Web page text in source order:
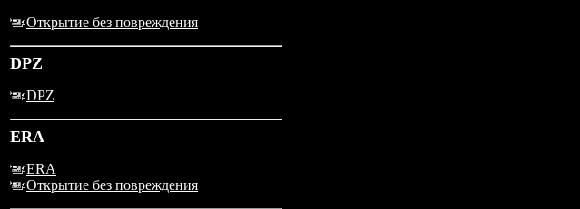
Открытие без повреждения
DPZ
DPZ
ERA
ERA
Открытие без повреждения